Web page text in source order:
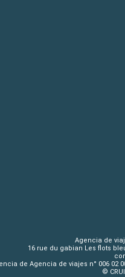
Agencia de
16 rue du gabian Les flots
de Agencia de viajes n° 006 02
©